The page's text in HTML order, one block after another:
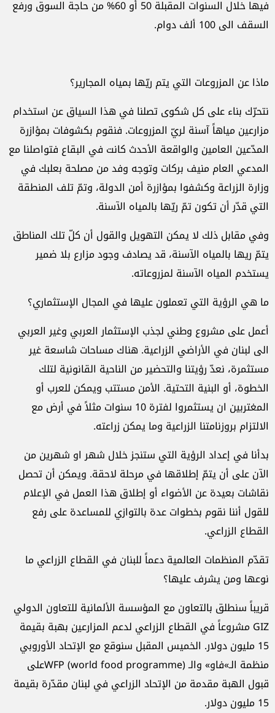
فيها خلال السنوات المقبلة 50 أو 60% من حاجة السوق ورفع
السقف الى 100 ألف دوام.
ماذا عن المزروعات التي يتم ريّها بمياه المجارير؟
نتحرّك بناء على كل شكوى تصلنا في هذا السياق عن استخدام
مزارعين مياهاً آسنة لريّ المزروعات. فنقوم بكشوفات بمؤازرة
المدّعين العامين والواقعة الأحدث كانت في البقاع فتواصلنا مع
المدعي العام منيف بركات وتوجه وفد من مصلحة بعلبك في
وزارة الزراعة وكشفوا بمؤازرة أمن الدولة، وتمّ تلف المنطقة
التي قدّر أن تكون تمّ ريّها بالمياه الآسنة.
وفي مقابل ذلك لا يمكن التهويل والقول أن كلّ تلك المناطق
يتمّ ريها بالمياه الآسنة، قد يصادف وجود مزارع بلا ضمير
يستخدم المياه الآسنة لمزروعاته.
ما هي الرؤية التي تعملون عليها في المجال الإستثماري؟
أعمل على مشروع وطني لجذب الإستثمار العربي وغير العربي
الى لبنان في الأراضي الزراعية. هناك مساحات شاسعة غير
مستثمرة، نعدّ رؤيتنا والتحضير من الناحية القانونية لتلك
الخطوة، أو البنية التحتية. الأمن مستتب ويمكن للعرب أو
المغتربين ان يستثمروا لفترة 10 سنوات مثلاً في أرض مع
الالتزام بروزنامتنا الزراعية وما يمكن زراعته.
بدأنا في إعداد الرؤية التي ستنجز خلال شهر او شهرين من
الآن على أن يتمّ إطلاقها في مرحلة لاحقة. ويمكن أن تحصل
نقاشات بعيدة عن الأضواء أو إطلاق هذا العمل في الإعلام
للقول أننا نقوم بخطوات عدة بالتوازي للمساعدة على رفع
القطاع الزراعي.
تقدّم المنظمات العالمية دعماً للبنان في القطاع الزراعي ما
نوعها ومن يشرف عليها؟
قريباً سنطلق بالتعاون مع المؤسسة الألمانية للتعاون الدولي
GIZ مشروعاً في القطاع الزراعي لدعم المزارعين بهبة بقيمة
15 مليون دولار. الخميس المقبل سنوقع مع الإتحاد الأوروبي
منظمة الـ»فاو» والـ WFP (world food programme)على
قبول الهبة مقدمة من الإتحاد الزراعي في لبنان مقدّرة بقيمة
15 مليون دولار.